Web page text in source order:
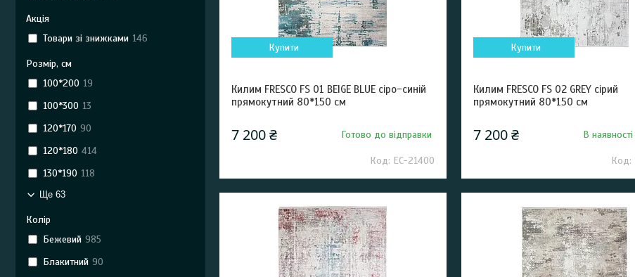
Купити
Килим FRESCO FS 01 BEIGE BLUE сіро-синій
прямокутний 80*150 см
7 200 ₴ Готово до відправки
EC-21400
Купити
Килим FRESCO FS 02 GREY сірий
прямокутний 80*150 см
7 200 ₴ В наявності
Акція
Товари зі знижками 146
Розмір, см
100*200 19
100*300 13
120*170 90
120*180 414
130*190 118
Ще 63
Колір
Бежевий 985
Блакитний 90